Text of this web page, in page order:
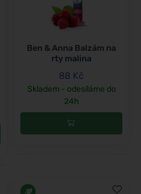
Ben & Anna Balzám na
rty malina
88 Kč
Skladem - odesíláme do
24h